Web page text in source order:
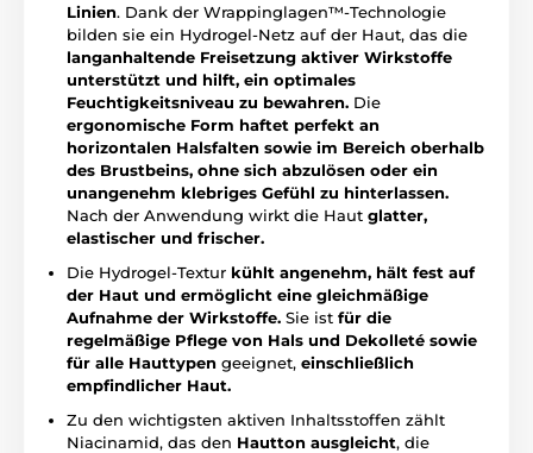
Linien. Dank der Wrappinglagen™-Technologie
bilden sie ein Hydrogel-Netz auf der Haut, das die
langanhaltende Freisetzung aktiver Wirkstoffe
unterstützt und hilft, ein optimales
Feuchtigkeitsniveau zu bewahren. Die
ergonomische Form haftet perfekt an
horizontalen Halsfalten sowie im Bereich oberhalb
des Brustbeins, ohne sich abzulösen oder ein
unangenehm klebriges Gefühl zu hinterlassen.
Nach der Anwendung wirkt die Haut glatter,
elastischer und frischer.
Die Hydrogel-Textur kühlt angenehm, hält fest auf
der Haut und ermöglicht eine gleichmäßige
Aufnahme der Wirkstoffe. Sie ist für die
regelmäßige Pflege von Hals und Dekolleté sowie
für alle Hauttypen geeignet, einschließlich
empfindlicher Haut.
Zu den wichtigsten aktiven Inhaltsstoffen zählt
Niacinamid, das den Hautton ausgleicht, die